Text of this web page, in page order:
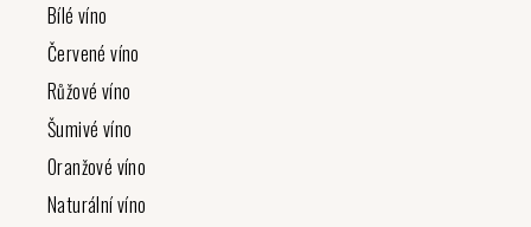
Bílé víno
Červené víno
Růžové víno
Šumivé víno
Oranžové víno
Naturální víno